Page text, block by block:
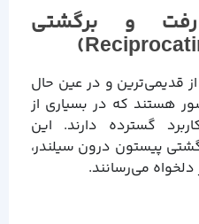
و برگشتی
قدیمی‌ترین و در عین حال
هستند که در بسیاری از
گسترده دارند. این
پیستون درون سیلندر،
می‌رسانند.